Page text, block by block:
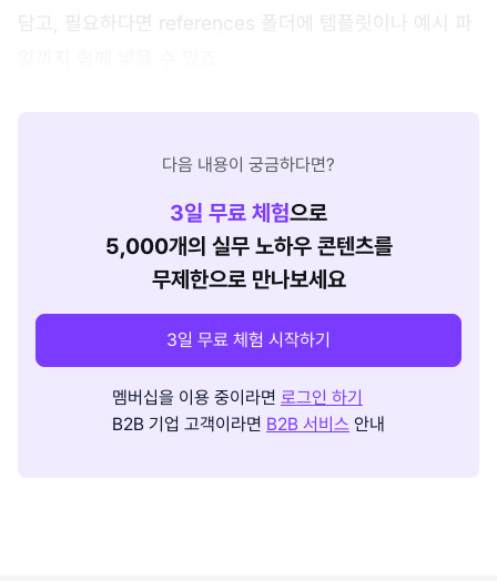
담고, 필요하다면 references 폴더에 템플릿이나 예시 파
다음 내용이 궁금하다면?
3일 무료 체험으로
5,000개의 실무 노하우 콘텐츠를
무제한으로 만나보세요
3일 무료 체험 시작하기
멤버십을 이용 중이라면 로그인 하기
B2B 기업 고객이라면 B2B 서비스 안내